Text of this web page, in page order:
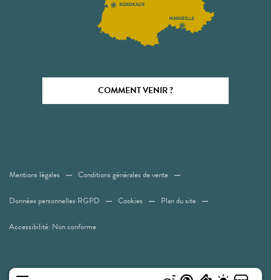
COMMENT VENIR ?
Mentions légales Conditions générales de vente
Données personnelles RGPD Cookies Plan du site
Accessibilité: Non conforme